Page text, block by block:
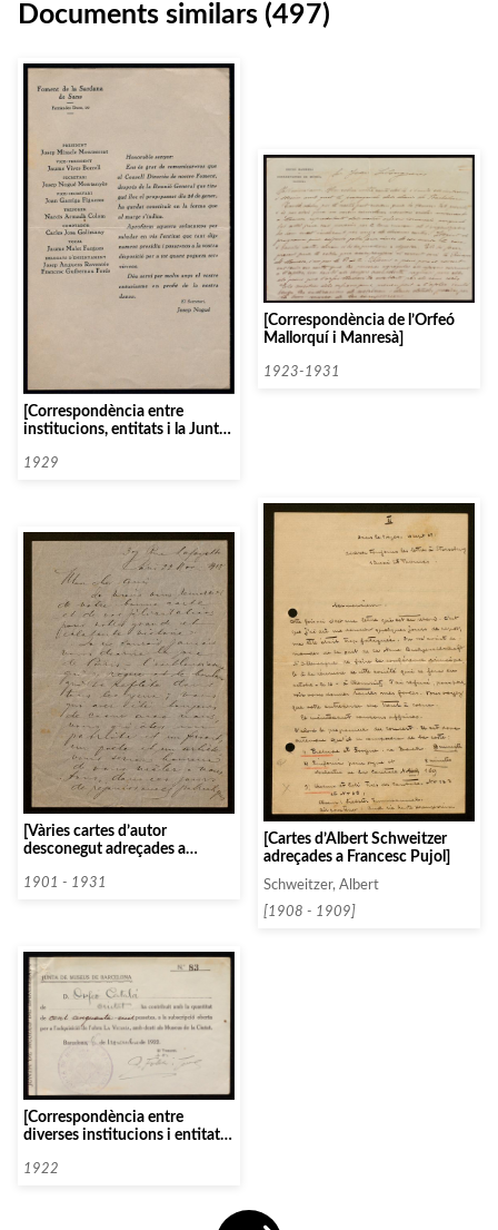
Documents similars (497)
[Correspondència entre
institucions, entitats i la Junta
1929]
1929
[Correspondència de l’Orfeó
Mallorquí i Manresà]
1923-1931
[Vàries cartes d’autor
desconegut adreçades a
1901 - 1931
[Cartes d’Albert Schweitzer
adreçades a Francesc Pujol]
Schweitzer, Albert
[1908 - 1909]
[Correspondència entre
diverses institucions i entitats i
Català, 1922]
1922